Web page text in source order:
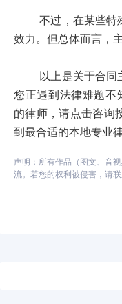
不过，在某些特殊
效力。但总体而言，
以上是关于合同主
您正遇到法律难题不
的律师，请点击咨询
到最合适的本地专业律
声明：所有作品（图文、音
流。若您的权利被侵害，请